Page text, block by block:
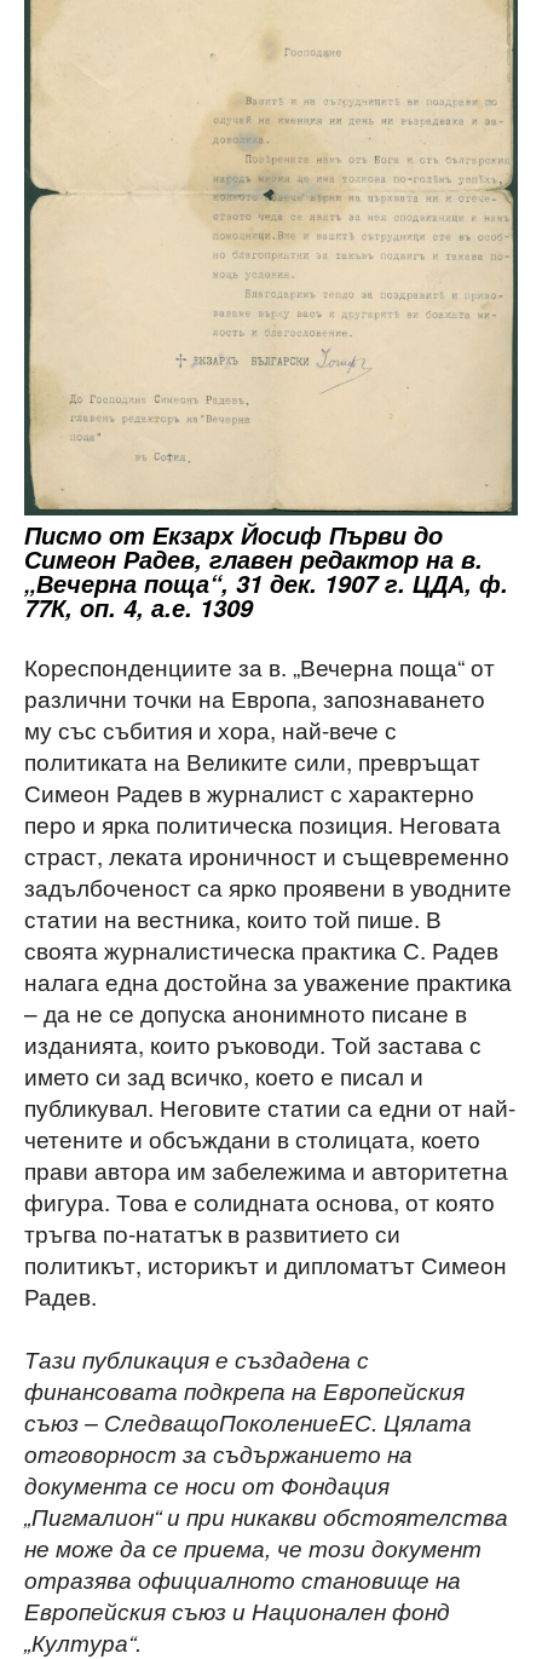
Писмо от Екзарх Йосиф Първи до
Симеон Радев, главен редактор на в.
„Вечерна поща“, 31 дек. 1907 г. ЦДА, ф.
77К, оп. 4, а.е. 1309
Кореспонденциите за в. „Вечерна поща“ от
различни точки на Европа, запознаването
му със събития и хора, най-вече с
политиката на Великите сили, превръщат
Симеон Радев в журналист с характерно
перо и ярка политическа позиция. Неговата
страст, леката ироничност и същевременно
задълбоченост са ярко проявени в уводните
статии на вестника, които той пише. В
своята журналистическа практика С. Радев
налага една достойна за уважение практика
– да не се допуска анонимното писане в
изданията, които ръководи. Той застава с
името си зад всичко, което е писал и
публикувал. Неговите статии са едни от най-
четените и обсъждани в столицата, което
прави автора им забележима и авторитетна
фигура. Това е солидната основа, от която
тръгва по-нататък в развитието си
политикът, историкът и дипломатът Симеон
Радев.
Тази публикация е създадена с
финансовата подкрепа на Европейския
съюз – СледващоПоколениеЕС. Цялата
отговорност за съдържанието на
документа се носи от Фондация
„Пигмалион“ и при никакви обстоятелства
не може да се приема, че този документ
отразява официалното становище на
Европейския съюз и Национален фонд
„Култура“.